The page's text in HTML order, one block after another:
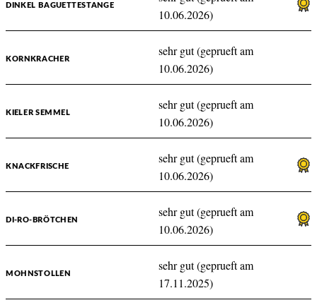
DINKEL BAGUETTESTANGE
10.06.2026)
KORNKRACHER
sehr gut (geprueft am
10.06.2026)
KIELER SEMMEL
sehr gut (geprueft am
10.06.2026)
KNACKFRISCHE
sehr gut (geprueft am
10.06.2026)
DI-RO-BRÖTCHEN
sehr gut (geprueft am
10.06.2026)
MOHNSTOLLEN
sehr gut (geprueft am
17.11.2025)